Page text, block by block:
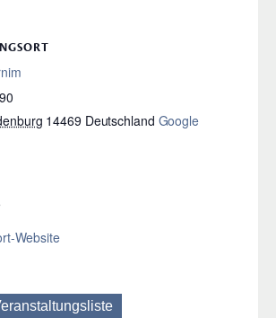
14469 Deutschland Google
Website